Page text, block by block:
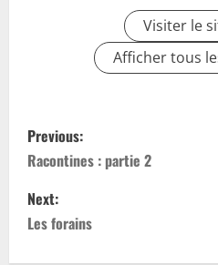
Visiter le
Afficher tous
P
o
s
t
Previous:
Racontines : partie 2
Next:
Les forains